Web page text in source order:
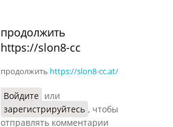
продолжить
https://slon8-cc
продолжить https://slon8-cc.at/
Войдите или
зарегистрируйтесь , чтобы
отправлять комментарии